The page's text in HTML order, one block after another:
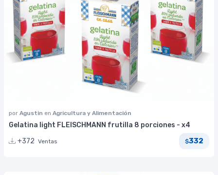
por Agustin en Agricultura y Alimentación
Gelatina light FLEISCHMANN frutilla 8 porciones - x4
+372 Ventas $332